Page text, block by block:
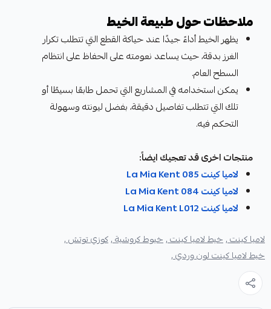
ملاحظات حول طبيعة الخيط
يظهر الخيط أداءً جيدًا عند حياكة القطع التي تتطلب تكرار
الغرز بدقة، حيث يساعد نعومته على الحفاظ على انتظام
السطح العام.
يمكن استخدامه في المشاريع التي تحمل طابعًا بسيطًا أو
تلك التي تتطلب تفاصيل دقيقة، بفضل ليونته وسهولة
التحكم فيه.
منتجات اخرى قد تعجيك ايضاً:
لاميا كينت La Mia Kent 085
لاميا كينت La Mia Kent 084
لاميا كينت La Mia Kent L012
لاميا كينت ,خيط لاميا كينت ,خيوط كروشية ,كوزي توتش ,
خيط لاميا كينت لون وردي ,